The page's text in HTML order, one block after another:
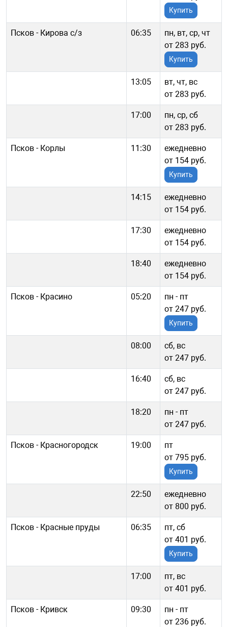
Купить
Псков - Кирова с/з 06:35
пн, вт, ср, чт
от 283 руб.
Купить
13:05
вт, чт, вс
от 283 руб.
17:00
пн, ср, сб
от 283 руб.
Псков - Корлы 11:30
ежедневно
от 154 руб.
Купить
14:15
ежедневно
от 154 руб.
17:30
ежедневно
от 154 руб.
18:40
ежедневно
от 154 руб.
Псков - Красино 05:20
пн - пт
от 247 руб.
Купить
08:00
сб, вс
от 247 руб.
16:40
сб, вс
от 247 руб.
18:20
пн - пт
от 247 руб.
Псков - Красногородск 19:00
пт
от 795 руб.
Купить
22:50
ежедневно
от 800 руб.
Псков - Красные пруды 06:35
пт, сб
от 401 руб.
Купить
17:00
пт, вс
от 401 руб.
Псков - Кривск 09:30
пн - пт
от 236 руб.